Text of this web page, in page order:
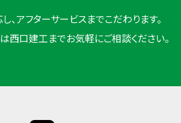
アフターサービスまでこだわります。
西口建工までお気軽にご相談ください。